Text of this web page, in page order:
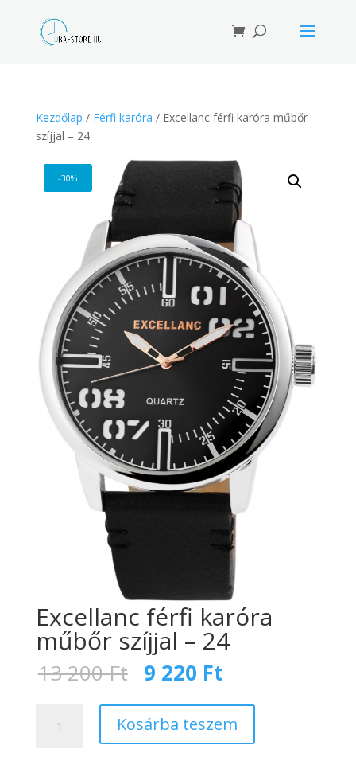
search
Kezdőlap / Férfi karóra / Excellanc férfi karóra műbőr
szíjjal – 24
-30%
Excellanc férfi karóra
műbőr szíjjal – 24
13 200Ft Original
price
was:
13
200 Ft.
9 220 Ft
is:
9
220 Ft.
Kosárba teszem